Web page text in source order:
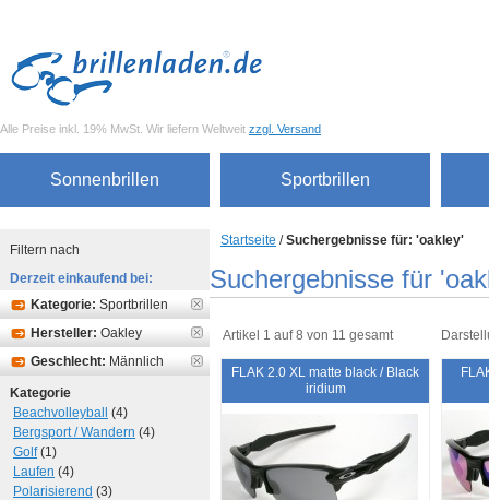
Alle Preise inkl. 19% MwSt. Wir liefern Weltweit zzgl. Versand
Sonnenbrillen Sportbrillen
Startseite /Suchergebnisse für: 'oakley'
Suchergebnisse für
Artikel 1 auf 8 von 11 gesamt
FLAK 2.0 XL matte black / Black
iridium
Filtern nach
Derzeit einkaufend bei:
Kategorie: Sportbrillen
Hersteller: Oakley
Geschlecht: Männlich
Kategorie
Beachvolleyball
(4)
Bergsport / Wandern (4)
Golf(1)
Laufen (4)
Polarisierend (3)